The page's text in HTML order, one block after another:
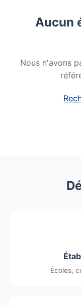
Aucun
Nous n'avons
Écoles,